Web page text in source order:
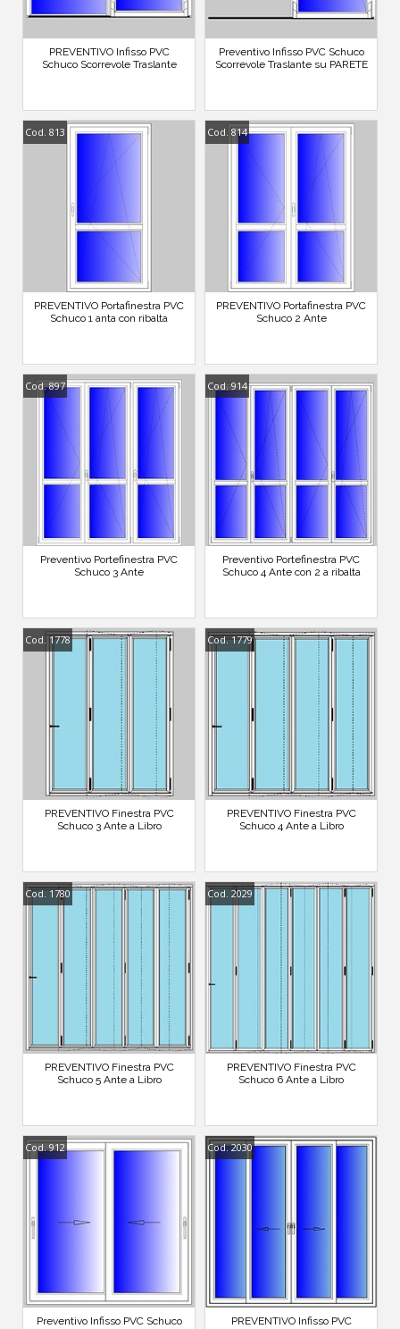
PREVENTIVO Infisso PVC
Schuco Scorrevole Traslante
Preventivo Infisso PVC Schuco
Scorrevole Traslante su PARETE
Cod. 813
PREVENTIVO Portafinestra PVC
Schuco 1 anta con ribalta
Cod. 814
PREVENTIVO Portafinestra PVC
Schuco 2 Ante
Cod. 897
Preventivo Portefinestra PVC
Schuco 3 Ante
Cod. 914
Preventivo Portefinestra PVC
Schuco 4 Ante con 2 a ribalta
Cod. 1778
PREVENTIVO Finestra PVC
Schuco 3 Ante a Libro
Cod. 1779
PREVENTIVO Finestra PVC
Schuco 4 Ante a Libro
Cod. 1780
PREVENTIVO Finestra PVC
Schuco 5 Ante a Libro
Cod. 2029
PREVENTIVO Finestra PVC
Schuco 6 Ante a Libro
Cod. 912
Preventivo Infisso PVC Schuco
Cod. 2030
PREVENTIVO Infisso PVC